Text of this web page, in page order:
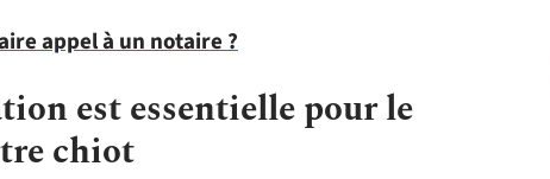
appel à un notaire ?
est essentielle pour le
chiot